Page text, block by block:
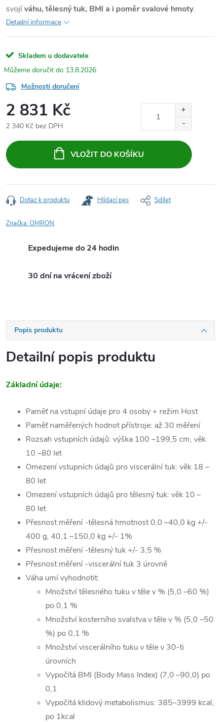
svojíváhu, tělesný tuk, BMI a i poměr svalové hmoty.
Detailní informace
Skladem u dodavatele
13.8.2026
Možnosti doručení
2 831 Kč
2 340 Kč bez DPH
cena:
VLOŽIT DO KOŠÍKU
Dotaz k produktu Hlídací pes Sdílet
Značka:OMRON
Expedujeme do 24 hodin
30 dní na vrácení zboží
Popis produktu
Detailní popis produktu
Základní údaje:
Paměť na vstupní údaje pro 4 osoby + režim Host
Paměť naměřených hodnot přístroje: až 30 měření
Rozsah vstupních údajů: výška 100 –199,5 cm, věk
10 –80 let
Omezení vstupních údajů pro viscerální tuk: věk 18 –
80 let
Omezení vstupních údajů pro tělesný tuk: věk 10 –
80 let
Přesnost měření -tělesná hmotnost 0,0 –40,0 kg +/-
400 g, 40,1 –150,0 kg +/- 1%
Přesnost měření -tělesný tuk +/- 3,5 %
Přesnost měření -viscerální tuk 3 úrovně
Váha umí vyhodnotit:
Množství tělesného tuku v těle v % (5,0 –60 %)
po 0,1 %
Množství kosterního svalstva v těle v % (5,0 –50
%) po 0,1 %
Množství viscerálního tuku v těle v 30-ti
úrovních
Vypočítá BMI (Body Mass Index) (7,0 –90,0) po
0,1
Vypočítá klidový metabolismus: 385–3999 kcal,
po 1kcal